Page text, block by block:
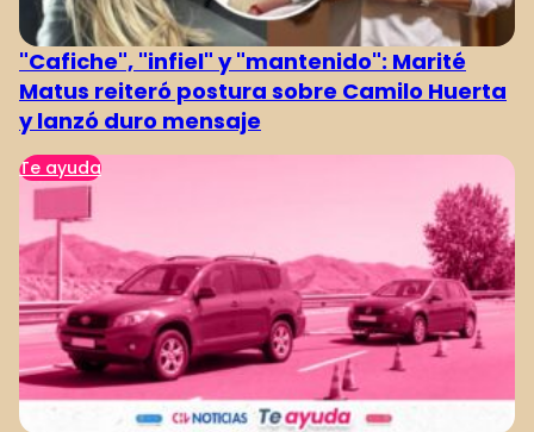
"Cafiche", "infiel" y "mantenido": Marité
Matus reiteró postura sobre Camilo Huerta
y lanzó duro mensaje
Te ayuda